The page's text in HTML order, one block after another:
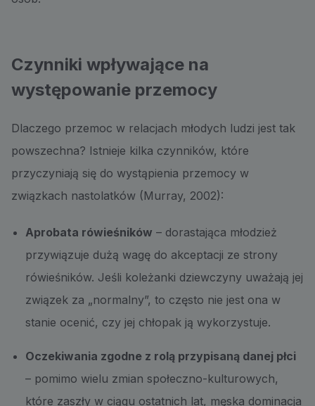
Czynniki wpływające na
występowanie przemocy
Dlaczego przemoc w relacjach młodych ludzi jest tak
powszechna? Istnieje kilka czynników, które
przyczyniają się do wystąpienia przemocy w
związkach nastolatków (Murray, 2002):
Aprobata rówieśników – dorastająca młodzież
przywiązuje dużą wagę do akceptacji ze strony
rówieśników. Jeśli koleżanki dziewczyny uważają jej
związek za „normalny”, to często nie jest ona w
stanie ocenić, czy jej chłopak ją wykorzystuje.
Oczekiwania zgodne z rolą przypisaną danej płci
– pomimo wielu zmian społeczno-kulturowych,
które zaszły w ciągu ostatnich lat, męska dominacja